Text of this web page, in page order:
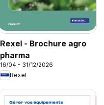
Rexel - Brochure agro
pharma
16/04 - 31/12/2026
Rexel